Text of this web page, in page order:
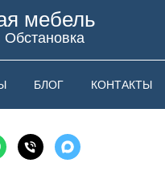
мебель
БЛОГ КОНТАКТЫ